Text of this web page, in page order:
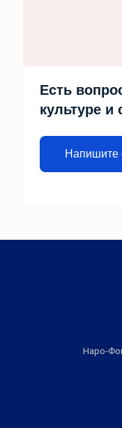
Есть
культуре и
Напишите
Наро-